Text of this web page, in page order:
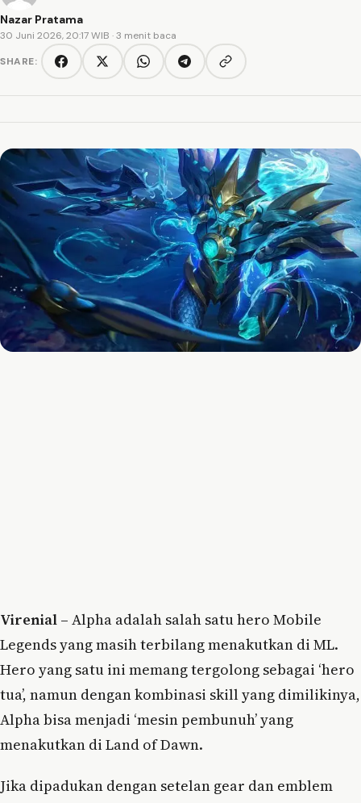
Nazar Pratama
30 Juni 2026, 20:17 WIB · 3 menit baca
SHARE:
FacebookTwitter/XWhatsAppTelegramCopy link
Virenial – Alpha adalah salah satu hero Mobile
Legends yang masih terbilang menakutkan di ML.
Hero yang satu ini memang tergolong sebagai ‘hero
tua’, namun dengan kombinasi skill yang dimilikinya,
Alpha bisa menjadi ‘mesin pembunuh’ yang
menakutkan di Land of Dawn.
Jika dipadukan dengan setelan gear dan emblem